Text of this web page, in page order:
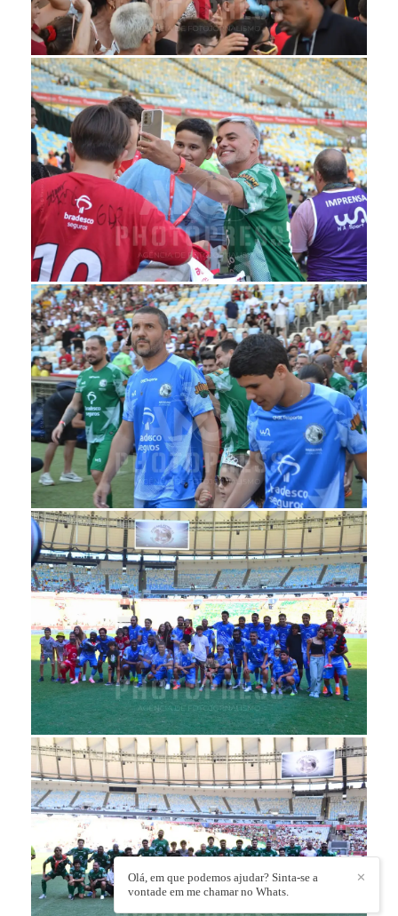
✕
Olá, em que podemos ajudar? Sinta-se a
vontade em me chamar no Whats.